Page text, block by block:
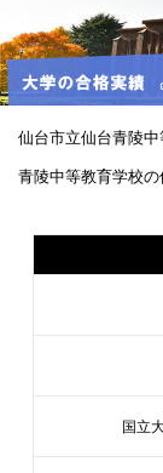
仙台市立仙台青陵
青陵中等教育学校の
国立